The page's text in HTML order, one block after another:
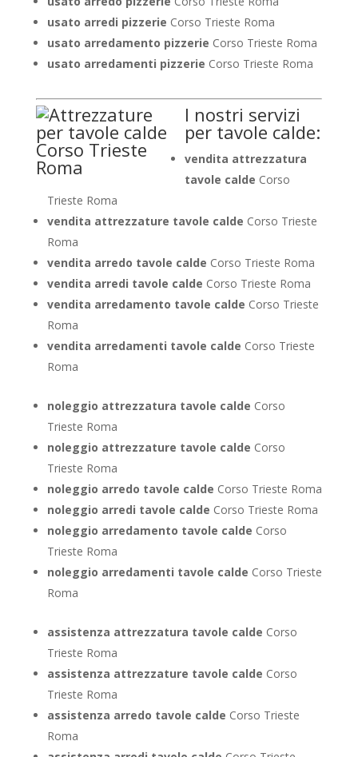
usato arredi pizzerie Corso Trieste Roma
usato arredamento pizzerie Corso Trieste Roma
usato arredamenti pizzerie Corso Trieste Roma
I nostri servizi
per tavole calde:
vendita attrezzatura
tavole calde Corso
Trieste Roma
vendita attrezzature tavole calde Corso Trieste
Roma
vendita arredo tavole calde Corso Trieste Roma
vendita arredi tavole calde Corso Trieste Roma
vendita arredamento tavole calde Corso Trieste
Roma
vendita arredamenti tavole calde Corso Trieste
Roma
noleggio attrezzatura tavole calde Corso
Trieste Roma
noleggio attrezzature tavole calde Corso
Trieste Roma
noleggio arredo tavole calde Corso Trieste Roma
noleggio arredi tavole calde Corso Trieste Roma
noleggio arredamento tavole calde Corso
Trieste Roma
noleggio arredamenti tavole calde Corso Trieste
Roma
assistenza attrezzatura tavole calde Corso
Trieste Roma
assistenza attrezzature tavole calde Corso
Trieste Roma
assistenza arredo tavole calde Corso Trieste
Roma